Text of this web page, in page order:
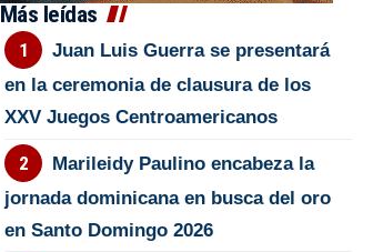
Más leídas
Juan Luis Guerra se presentará
en la ceremonia de clausura de los
XXV Juegos Centroamericanos
Marileidy Paulino encabeza la
jornada dominicana en busca del oro
en Santo Domingo 2026